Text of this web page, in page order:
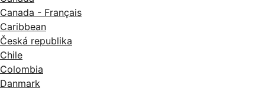
Canada - Français
Caribbean
Česká republika
Chile
Colombia
Danmark